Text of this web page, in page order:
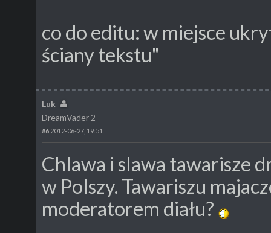
co do editu: w miejsce
ściany tekstu"
Luk
DreamVader 2
#6 2012-06-27, 19:51
Chlawa i slawa tawarisze
w Polszy. Tawariszu
moderatorem diału?